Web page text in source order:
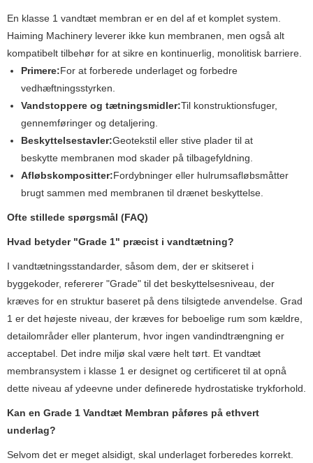
En klasse 1 vandtæt membran er en del af et komplet system.
Haiming Machinery leverer ikke kun membranen, men også alt
kompatibelt tilbehør for at sikre en kontinuerlig, monolitisk barriere.
Primere:For at forberede underlaget og forbedre
vedhæftningsstyrken.
Vandstoppere og tætningsmidler:Til konstruktionsfuger,
gennemføringer og detaljering.
Beskyttelsestavler:Geotekstil eller stive plader til at
beskytte membranen mod skader på tilbagefyldning.
Afløbskompositter:Fordybninger eller hulrumsafløbsmåtter
brugt sammen med membranen til drænet beskyttelse.
Ofte stillede spørgsmål (FAQ)
Hvad betyder "Grade 1" præcist i vandtætning?
I vandtætningsstandarder, såsom dem, der er skitseret i
byggekoder, refererer "Grade" til det beskyttelsesniveau, der
kræves for en struktur baseret på dens tilsigtede anvendelse. Grad
1 er det højeste niveau, der kræves for beboelige rum som kældre,
detailområder eller planterum, hvor ingen vandindtrængning er
acceptabel. Det indre miljø skal være helt tørt. Et vandtæt
membransystem i klasse 1 er designet og certificeret til at opnå
dette niveau af ydeevne under definerede hydrostatiske trykforhold.
Kan en Grade 1 Vandtæt Membran påføres på ethvert
underlag?
Selvom det er meget alsidigt, skal underlaget forberedes korrekt.